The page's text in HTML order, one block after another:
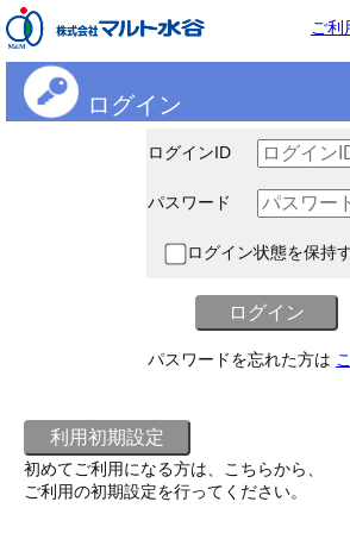
ご利
ログイン
ログインID
パスワード
ログイン状態を保持
パスワードを忘れた方は
初めてご利用になる方は、こちらから、
ご利用の初期設定を行ってください。